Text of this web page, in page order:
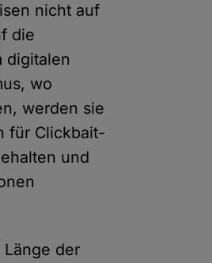
nicht auf
die
digitalen
wo
werden sie
für Clickbait-
und
der